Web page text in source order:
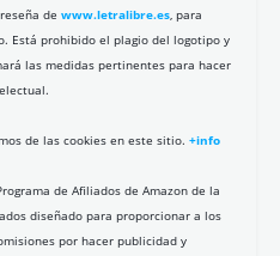
de www.letralibre.es, para
Está prohibido el plagio del logotipo y
las medidas pertinentes para hacer
de las cookies en este sitio. +info
de Afiliados de Amazon de la
diseñado para proporcionar a los
por hacer publicidad y